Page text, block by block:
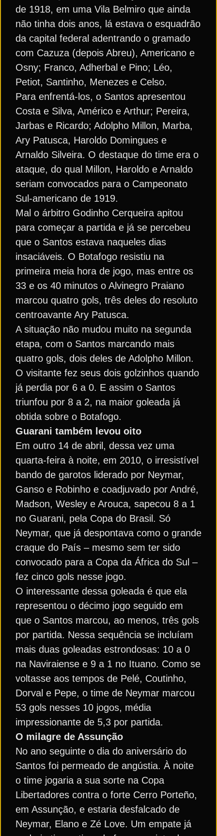
de 1918, em uma Vila Belmiro que ainda
não tinha dois anos, lá estava o esquadrão
da capital federal adentrando o gramado
com Cazuza (depois Abreu), Americano e
Osny; Franco, Adherbal e Pino; Léo,
Petiot, Santinho, Menezes e Celso.
Para enfrentá-los, o Santos apresentou
Costa e Silva, Américo e Arthur; Pereira,
Jarbas e Ricardo; Adolpho Millon, Marba,
Ary Patusca, Haroldo Domingues e
Arnaldo Silveira. O destaque do time era o
ataque, do qual Millon, Haroldo e Arnaldo
seriam convocados para o Campeonato
Sul-americano de 1919.
Mal o árbitro Godinho Cerqueira apitou
para começar a partida e já se percebeu
que o Santos estava naqueles dias
insaciáveis. O Botafogo resistiu na
primeira meia hora de jogo, mas entre os
33 e os 40 minutos o Alvinegro Praiano
marcou quatro gols, três deles do resoluto
centroavante Ary Patusca.
A situação não mudou muito na segunda
etapa, com o Santos marcando mais
quatro gols, dois deles de Adolpho Millon.
O visitante fez seus dois golzinhos quando
já perdia por 6 a 0. E assim o Santos
triunfou por 8 a 2, na maior goleada já
obtida sobre o Botafogo.
Guarani também levou oito
Em outro 14 de abril, dessa vez uma
quarta-feira à noite, em 2010, o irresistível
bando de garotos liderado por Neymar,
Ganso e Robinho e coadjuvado por André,
Madson, Wesley e Arouca, sapecou 8 a 1
no Guarani, pela Copa do Brasil. Só
Neymar, que já despontava como o grande
craque do País – mesmo sem ter sido
convocado para a Copa da África do Sul –
fez cinco gols nesse jogo.
O interessante dessa goleada é que ela
representou o décimo jogo seguido em
que o Santos marcou, ao menos, três gols
por partida. Nessa sequência se incluíam
mais duas goleadas estrondosas: 10 a 0
na Naviraiense e 9 a 1 no Ituano. Como se
voltasse aos tempos de Pelé, Coutinho,
Dorval e Pepe, o time de Neymar marcou
53 gols nesses 10 jogos, média
impressionante de 5,3 por partida.
O milagre de Assunção
No ano seguinte o dia do aniversário do
Santos foi permeado de angústia. À noite
o time jogaria a sua sorte na Copa
Libertadores contra o forte Cerro Porteño,
em Assunção, e estaria desfalcado de
Neymar, Elano e Zé Love. Um empate já